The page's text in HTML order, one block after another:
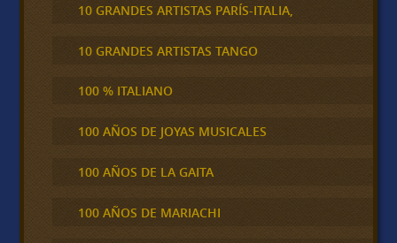
10 GRANDES ARTISTAS PARÍS-ITALIA,
10 GRANDES ARTISTAS TANGO
100 % ITALIANO
100 AÑOS DE JOYAS MUSICALES
100 AÑOS DE LA GAITA
100 AÑOS DE MARIACHI